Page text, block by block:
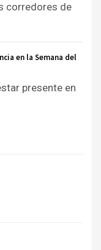
corredores de
en la Semana del
presente en